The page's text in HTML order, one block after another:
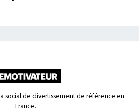
social de divertissement de référence en
France.